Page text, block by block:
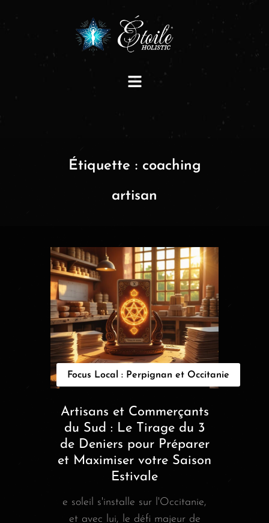
Étiquette : coaching
artisan
Focus Local : Perpignan et Occitanie
Artisans et Commerçants
du Sud : Le Tirage du 3
de Deniers pour Préparer
et Maximiser votre Saison
Estivale
e soleil s'installe sur l'Occitanie,
et avec lui, le défi majeur de